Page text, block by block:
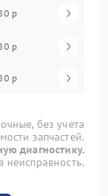
р
р
р
без учета
запчастей.
диагностику.